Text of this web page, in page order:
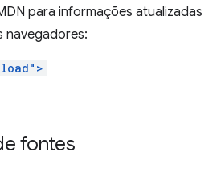
para informações atualizadas
navegadores:
fontes